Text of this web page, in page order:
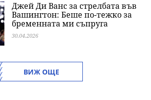
Джей Ди Ванс за стрелбата във
Вашингтон: Беше по-тежко за
бременната ми съпруга
30.04.2026
ВИЖ ОЩЕ